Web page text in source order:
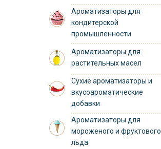
Ароматизаторы для
кондитерской
промышленности
Ароматизаторы для
растительных масел
Сухие ароматизаторы и
вкусоароматические
добавки
Ароматизаторы для
мороженого и фруктового
льда